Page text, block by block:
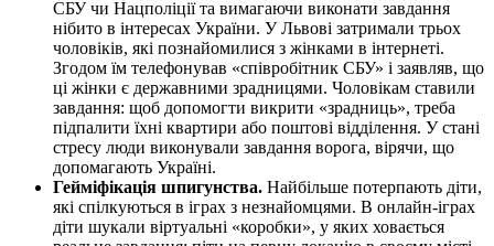
СБУ чи Нацполіції та вимагаючи виконати завдання
нібито в інтересах України. У Львові затримали трьох
чоловіків, які познайомилися з жінками в інтернеті.
Згодом їм телефонував «співробітник СБУ» і заявляв, що
ці жінки є державними зрадницями. Чоловікам ставили
завдання: щоб допомогти викрити «зрадниць», треба
підпалити їхні квартири або поштові відділення. У стані
стресу люди виконували завдання ворога, вірячи, що
допомагають Україні.
Гейміфікація шпигунства. Найбільше потерпають діти,
які спілкуються в іграх з незнайомцями. В онлайн-іграх
діти шукали віртуальні «коробки», у яких ховається